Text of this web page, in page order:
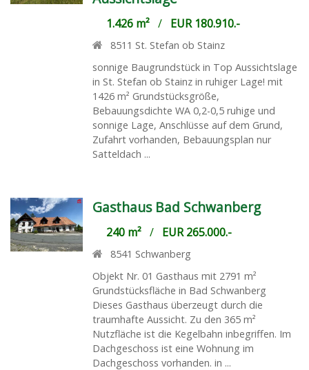
1.426 m²/ EUR 180.910.-
8511 St. Stefan ob Stainz
sonnige Baugrundstück in Top Aussichtslage
in St. Stefan ob Stainz in ruhiger Lage! mit
1426 m² Grundstücksgröße,
Bebauungsdichte WA 0,2-0,5 ruhige und
sonnige Lage, Anschlüsse auf dem Grund,
Zufahrt vorhanden, Bebauungsplan nur
Satteldach ...
Gasthaus Bad Schwanberg
240 m²/ EUR 265.000.-
8541 Schwanberg
Objekt Nr. 01 Gasthaus mit 2791 m²
Grundstücksfläche in Bad Schwanberg
Dieses Gasthaus überzeugt durch die
traumhafte Aussicht. Zu den 365 m²
Nutzfläche ist die Kegelbahn inbegriffen. Im
Dachgeschoss ist eine Wohnung im
Dachgeschoss vorhanden. in ...